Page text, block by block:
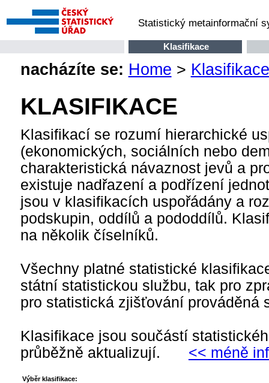
Statistický metainformační
Klasifikace
nacházíte se: Home > Klasifikace
KLASIFIKACE
Klasifikací se rozumí hierarchické
(ekonomických, sociálních nebo
charakteristická návaznost jevů a
existuje nadřazení a podřízení
jsou v klasifikacích uspořádány a
podskupin, oddílů a pododdílů.
na několik číselníků.
Všechny platné statistické
státní statistickou službu, tak pro
pro statistická zjišťování prováděná
Klasifikace jsou součástí
průběžně aktualizují.
<< méně
Výběr klasifikace: